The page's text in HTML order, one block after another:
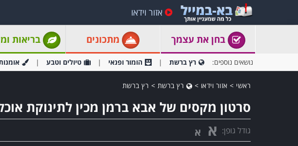
אזור וידאו
בחן את עצמך מתכונים בריאות
נושאים נוספים: רץ ברשת הומור ופנאי טיולים וטבע
ראשי > אזור וידאו > רץ ברשת > רץ ברשת
סרטון מקסים של אבא ברמן מכין לתינוקת
גודל גופן: א א